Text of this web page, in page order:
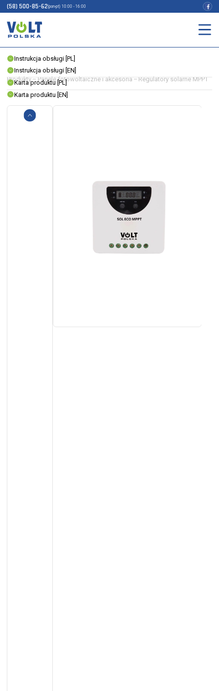
(58) 500-85-62(pon-pt) 10:00 - 16:00
Produkty–Panele fotowoltaiczne i akcesoria–Regulatory solarne MPPT
BLUETOOTH
INDEKS:3IPSMPPT21
EAN:5904100450541
PLIKI DO POBRANIA
Instrukcja obsługi [PL]
Instrukcja obsługi [EN]
Karta produktu [PL]
Karta produktu [EN]